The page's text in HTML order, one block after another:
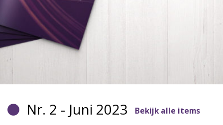
Nr. 2 - Juni 2023 Bekijk alle items